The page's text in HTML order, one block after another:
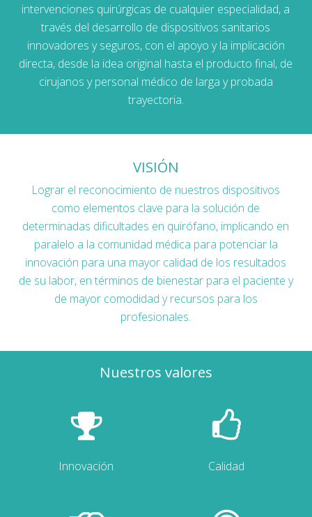
intervenciones quirúrgicas de cualquier especialidad, a
través del desarrollo de dispositivos sanitarios
innovadores y seguros, con el apoyo y la implicación
directa, desde la idea original hasta el producto final, de
cirujanos y personal médico de larga y probada
trayectoria.
VISIÓN
Lograr el reconocimiento de nuestros dispositivos
como elementos clave para la solución de
determinadas dificultades en quirófano, implicando en
paralelo a la comunidad médica para potenciar la
innovación para una mayor calidad de los resultados
de su labor, en términos de bienestar para el paciente y
de mayor comodidad y recursos para los
profesionales.
Nuestros valores
Innovación Calidad